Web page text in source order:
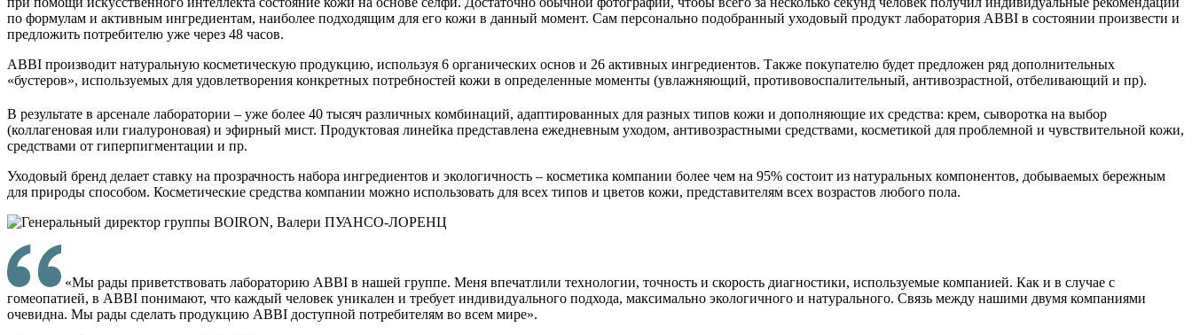
по формулам и активным ингредиентам, наиболее подходящим для его кожи в данный момент. Сам персонально подобранный уходовый продукт лаборатория ABBI в состоянии произвести и
предложить потребителю уже через 48 часов.
ABBI производит натуральную косметическую продукцию, используя 6 органических основ и 26 активных ингредиентов. Также покупателю будет предложен ряд дополнительных
«бустеров», используемых для удовлетворения конкретных потребностей кожи в определенные моменты (увлажняющий, противовоспалительный, антивозрастной, отбеливающий и пр).
В результате в арсенале лаборатории – уже более 40 тысяч различных комбинаций, адаптированных для разных типов кожи и дополняющие их средства: крем, сыворотка на выбор
(коллагеновая или гиалуроновая) и эфирный мист. Продуктовая линейка представлена ежедневным уходом, антивозрастными средствами, косметикой для проблемной и чувствительной кожи,
средствами от гиперпигментации и пр.
Уходовый бренд делает ставку на прозрачность набора ингредиентов и экологичность – косметика компании более чем на 95% состоит из натуральных компонентов, добываемых бережным
для природы способом. Косметические средства компании можно использовать для всех типов и цветов кожи, представителям всех возрастов любого пола.
«Мы рады приветствовать лабораторию ABBI в нашей группе. Меня впечатлили технологии, точность и скорость диагностики, используемые компанией. Как и в случае с
гомеопатией, в ABBI понимают, что каждый человек уникален и требует индивидуального подхода, максимально экологичного и натурального. Связь между нашими двумя компаниями
очевидна. Мы рады сделать продукцию ABBI доступной потребителям во всем мире».